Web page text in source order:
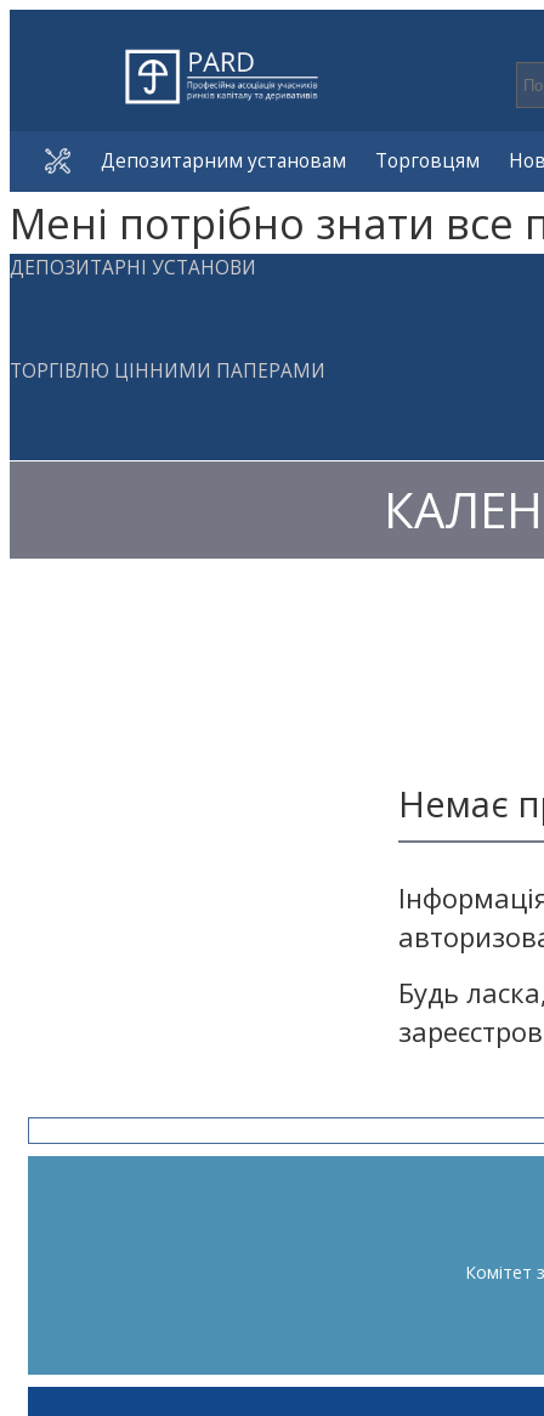
Депозитарним установам Торговцям
Мені потрібно знати все
ДЕПОЗИТАРНІ УСТАНОВИ
ТОРГІВЛЮ ЦІННИМИ ПАПЕРАМИ
Немає
Будь
Комітет